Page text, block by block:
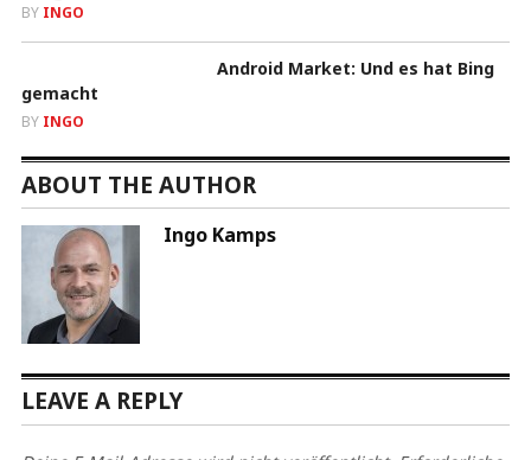
BY INGO
Android Market: Und es hat Bing
gemacht
BY INGO
ABOUT THE AUTHOR
Ingo Kamps
LEAVE A REPLY